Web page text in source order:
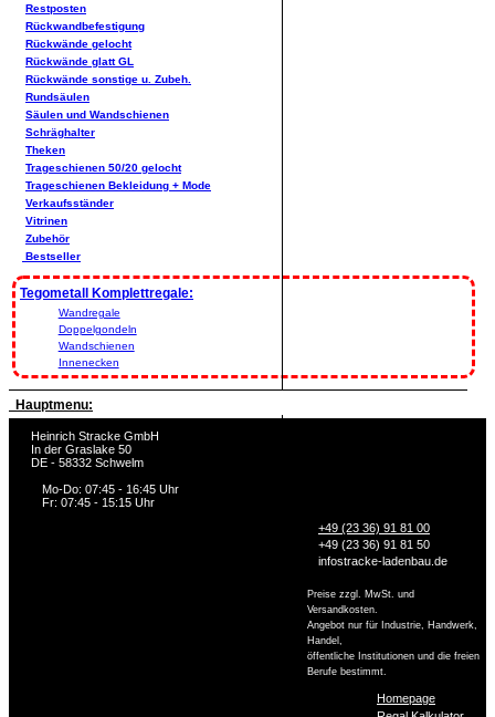
Restposten
Rückwandbefestigung
Rückwände gelocht
Rückwände glatt GL
Rückwände sonstige u. Zubeh.
Rundsäulen
Säulen und Wandschienen
Schräghalter
Theken
Trageschienen 50/20 gelocht
Trageschienen Bekleidung + Mode
Verkaufsständer
Vitrinen
Zubehör
Bestseller
Tegometall Komplettregale:
Wandregale
Doppelgondeln
Wandschienen
Innenecken
Hauptmenu:
Heinrich Stracke GmbH
In der Graslake 50
DE - 58332 Schwelm
Mo-Do: 07:45 - 16:45 Uhr
Fr: 07:45 - 15:15 Uhr
+49 (23 36) 91 81 00
+49 (23 36) 91 81 50
infostracke-ladenbau.de
Preise zzgl. MwSt. und
Versandkosten.
Angebot nur für Industrie, Handwerk,
Handel,
öffentliche Institutionen und die freien
Berufe bestimmt.
Homepage